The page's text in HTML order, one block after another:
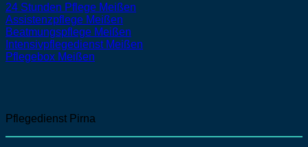
24 Stunden Pflege Meißen
Assistenzpflege Meißen
Beatmungspflege Meißen
Intensivpflegedienst Meißen
Pflegebox Meißen
Pflegedienst Pirna